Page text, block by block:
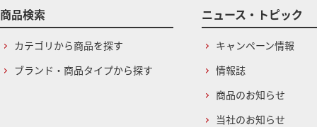
商品検索
カテゴリから商品を探す
ブランド・商品タイプから探す
ニュース・トピック
キャンペーン情報
情報誌
商品のお知らせ
当社のお知らせ